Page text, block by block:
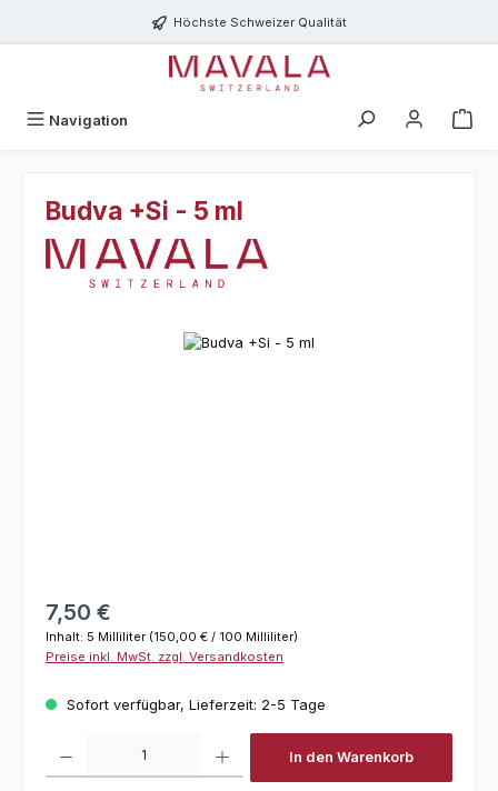
Zum Hauptinhalt springenHöchste Schweizer Qualität
Navigation
Budva +Si - 5 ml
Bildergalerie überspringen
Regulärer Preis:
7,50 €
Inhalt: 5 Milliliter (150,00 € / 100 Milliliter)
Preise inkl. MwSt. zzgl. Versandkosten
Sofort verfügbar, Lieferzeit: 2-5 Tage
In den Warenkorb